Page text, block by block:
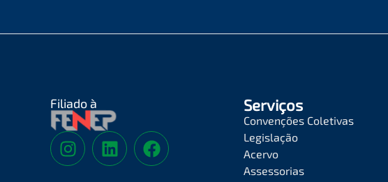
Filiado à Serviços
Convenções Coletivas
Legislação
Acervo
Assessorias